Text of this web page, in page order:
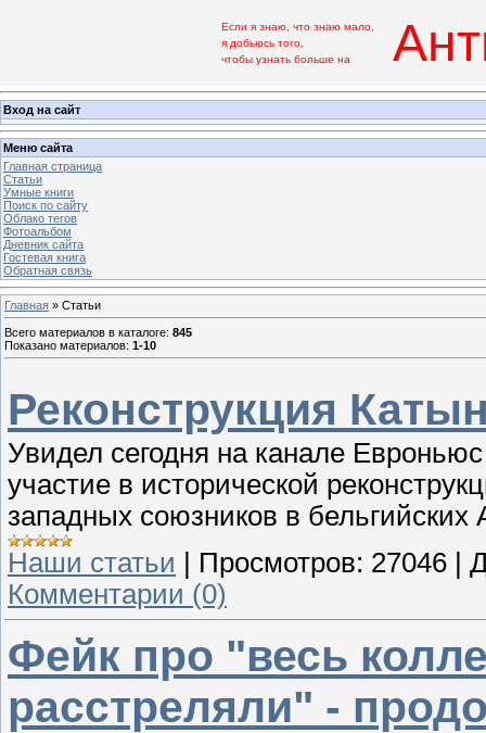
Если я знаю, что знаю мало,
я добьюсь того,
чтобы узнать больше на
Вход на сайт
Меню сайта
Главная страница
Статьи
Умные книги
Поиск по сайту
Облако тегов
Фотоальбом
Дневник сайта
Гостевая книга
Обратная связь
Главная » Статьи
Всего материалов в каталоге: 845
Показано материалов: 1-10
Реконструкция
Увидел сегодня на канале
участие в исторической
западных союзников в бельгийских
Наши статьи
Просмотров: 27046
Комментарии (0)
Фейк про "весь
расстреляли" -